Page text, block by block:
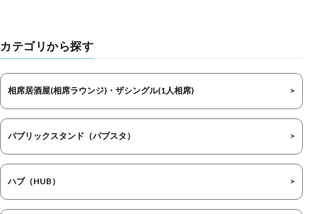
カテゴリから探す
相席居酒屋(相席ラウンジ)・ザシングル(1人相席)
パブリックスタンド（パブスタ）
ハブ（HUB）